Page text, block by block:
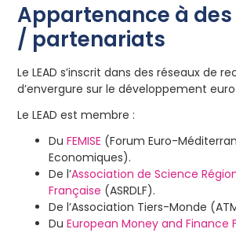
Appartenance à
/ partenariats
Le LEAD s’inscrit dans des réseaux de
d’envergure sur le développement
Le LEAD est membre :
DuFEMISE (Forum Euro-
Economiques).
De l’Association de Science
Française (ASRDLF).
De l’Association Tiers-Monde
DuEuropean Money and Finance